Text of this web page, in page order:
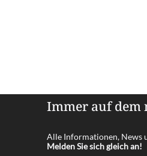
Immer auf dem
Alle Informationen, News
Melden Sie sich gleich an!